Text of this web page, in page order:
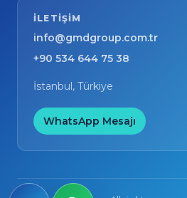
ILETIŞIM
info@gmdgroup.com.tr
+90 534 644 75 38
İstanbul, Türkiye
WhatsApp Mesajı